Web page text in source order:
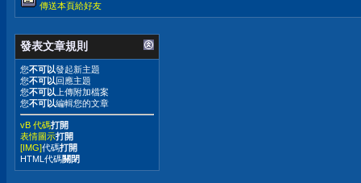
傳送本頁給好友
發表文章規則
您不可以發起新主題
您不可以回應主題
您不可以 上傳附加檔案
您不可以編輯您的文章
vB 代碼打開
表情圖示打開
[IMG]代碼打開
HTML代碼關閉